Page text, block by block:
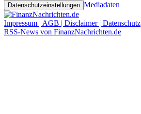
Datenschutzeinstellungen Mediadaten
Impressum | AGB | Disclaimer | Datenschutz
RSS-News von FinanzNachrichten.de